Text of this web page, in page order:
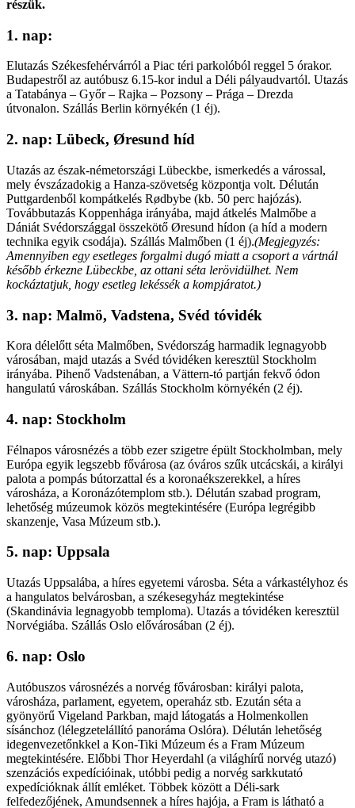
részük.
1. nap:
Elutazás Székesfehérvárról a Piac téri parkolóból reggel 5 órakor.
Budapestről az autóbusz 6.15-kor indul a Déli pályaudvartól. Utazás
a Tatabánya – Győr – Rajka – Pozsony – Prága – Drezda
útvonalon. Szállás Berlin környékén (1 éj).
2. nap: Lübeck, Øresund híd
Utazás az észak-németországi Lübeckbe, ismerkedés a várossal,
mely évszázadokig a Hanza-szövetség központja volt. Délután
Puttgardenből kompátkelés Rødbybe (kb. 50 perc hajózás).
Továbbutazás Koppenhága irányába, majd átkelés Malmőbe a
Dániát Svédországgal összekötő Øresund hídon (a híd a modern
technika egyik csodája). Szállás Malmőben (1 éj).(Megjegyzés:
Amennyiben egy esetleges forgalmi dugó miatt a csoport a vártnál
később érkezne Lübeckbe, az ottani séta lerövidülhet. Nem
kockáztatjuk, hogy esetleg lekéssék a kompjáratot.)
3. nap: Malmö, Vadstena, Svéd tóvidék
Kora délelőtt séta Malmőben, Svédország harmadik legnagyobb
városában, majd utazás a Svéd tóvidéken keresztül Stockholm
irányába. Pihenő Vadstenában, a Vättern-tó partján fekvő ódon
hangulatú városkában. Szállás Stockholm környékén (2 éj).
4. nap: Stockholm
Félnapos városnézés a több ezer szigetre épült Stockholmban, mely
Európa egyik legszebb fővárosa (az óváros szűk utcácskái, a királyi
palota a pompás bútorzattal és a koronaékszerekkel, a híres
városháza, a Koronázótemplom stb.). Délután szabad program,
lehetőség múzeumok közös megtekintésére (Európa legrégibb
skanzenje, Vasa Múzeum stb.).
5. nap: Uppsala
Utazás Uppsalába, a híres egyetemi városba. Séta a várkastélyhoz és
a hangulatos belvárosban, a székesegyház megtekintése
(Skandinávia legnagyobb temploma). Utazás a tóvidéken keresztül
Norvégiába. Szállás Oslo elővárosában (2 éj).
6. nap: Oslo
Autóbuszos városnézés a norvég fővárosban: királyi palota,
városháza, parlament, egyetem, operaház stb. Ezután séta a
gyönyörű Vigeland Parkban, majd látogatás a Holmenkollen
sísánchoz (lélegzetelállító panoráma Oslóra). Délután lehetőség
idegenvezetőnkkel a Kon-Tiki Múzeum és a Fram Múzeum
megtekintésére. Előbbi Thor Heyerdahl (a világhírű norvég utazó)
szenzációs expedícióinak, utóbbi pedig a norvég sarkkutató
expedícióknak állít emléket. Többek között a Déli-sark
felfedezőjének, Amundsennek a híres hajója, a Fram is látható a